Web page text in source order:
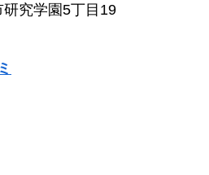
究学園5丁目19